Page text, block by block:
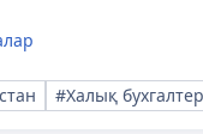
#Халық